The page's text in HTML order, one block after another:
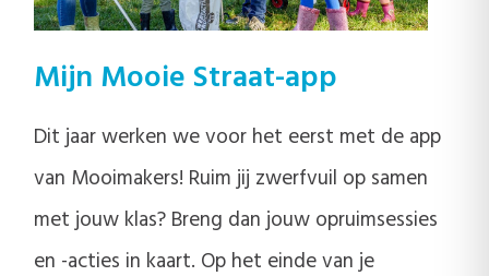
Mijn Mooie Straat-app
Dit jaar werken we voor het eerst met de app
van Mooimakers! Ruim jij zwerfvuil op samen
met jouw klas? Breng dan jouw opruimsessies
en -acties in kaart. Op het einde van je